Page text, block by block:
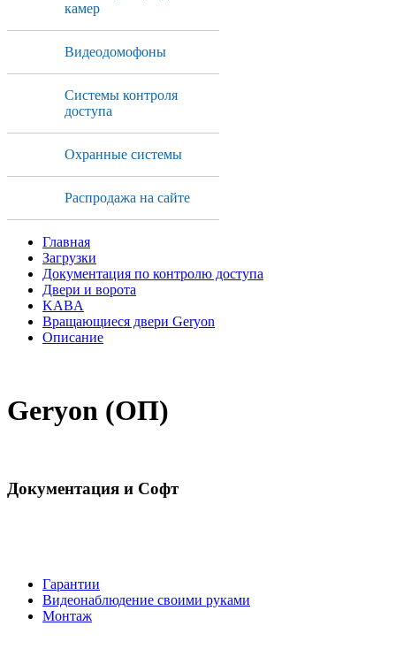
камер
Видеодомофоны
Системы контроля
доступа
Охранные системы
Распродажа на сайте
Главная
Загрузки
Документация по контролю доступа
Двери и ворота
KABA
Вращающиеся двери Geryon
Описание
Geryon (ОП)
Документация и Софт
Гарантии
Видеонаблюдение своими руками
Монтаж